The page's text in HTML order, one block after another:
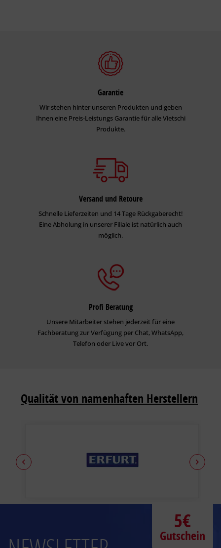
Garantie
Wir stehen hinter unseren Produkten und geben
Ihnen eine Preis-Leistungs Garantie für alle Vietschi
Produkte.
Versand und Retoure
Schnelle Lieferzeiten und 14 Tage Rückgaberecht!
Eine Abholung in unserer Filiale ist natürlich auch
möglich.
Profi Beratung
Unsere Mitarbeiter stehen jederzeit für eine
Fachberatung zur Verfügung per Chat, WhatsApp,
Telefon oder Live vor Ort.
Qualität von namenhaften Herstellern
5€
Gutschein